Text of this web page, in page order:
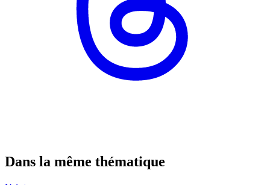
Dans la même thématique